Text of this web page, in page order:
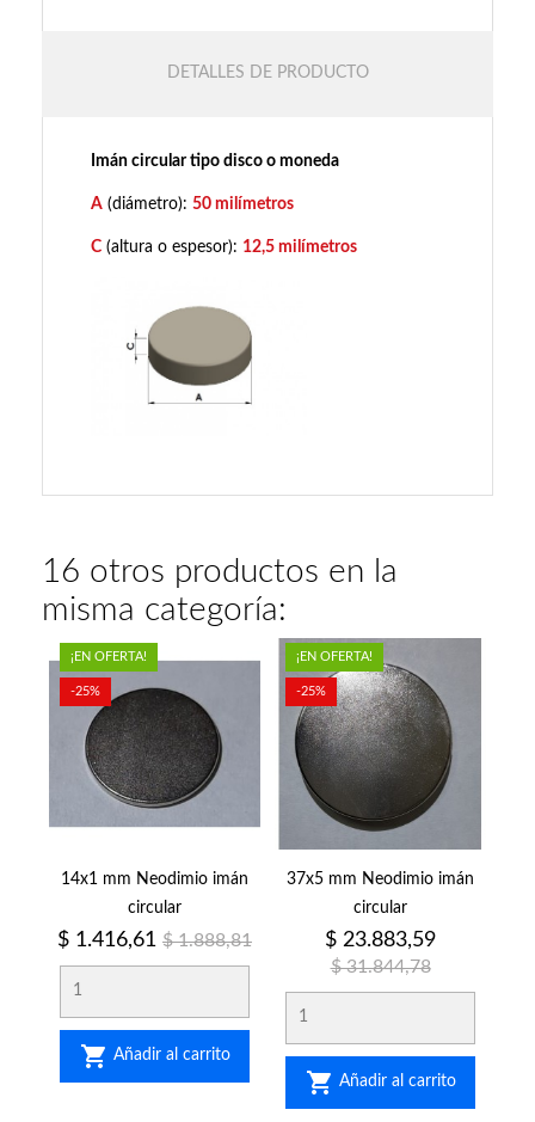
DETALLES DE PRODUCTO
Imán circular tipo disco o moneda
A (diámetro): 50 milímetros
C (altura o espesor): 12,5 milímetros
16 otros productos en la
misma categoría:
14x1 mm Neodimio imán
circular
Precio
$ 1.416,61 Precio
regular
$ 1.888,81
 Añadir al carrito
¡EN OFERTA!
-25%
37x5 mm Neodimio imán
circular
Precio
$ 23.883,59Precio
$ 31.844,78
 Añadir al carrito
¡EN OFERTA!
-25%